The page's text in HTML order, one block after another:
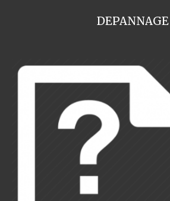
DEPANNAGE